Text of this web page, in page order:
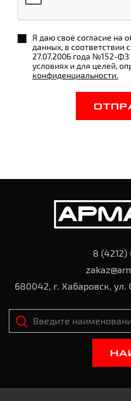
Я даю своё согласие на
данных, в
27.07.2006 года №152-
условиях и для целей,
конфиденциальности.
8
680042, г. Хабаровск,